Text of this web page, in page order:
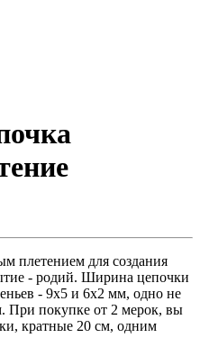
плетением для создания
- родий. Ширина цепочки
- 9х5 и 6х2 мм, одно не
При покупке от 2 мерок, вы
кратные 20 см, одним